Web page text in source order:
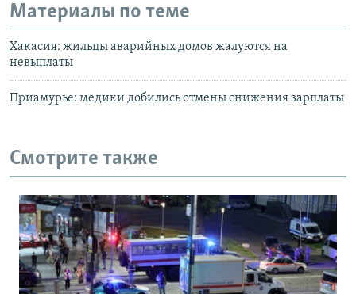
Материалы по теме
Хакасия: жильцы аварийных домов жалуются на
невыплаты
Приамурье: медики добились отмены снижения зарплаты
Смотрите также